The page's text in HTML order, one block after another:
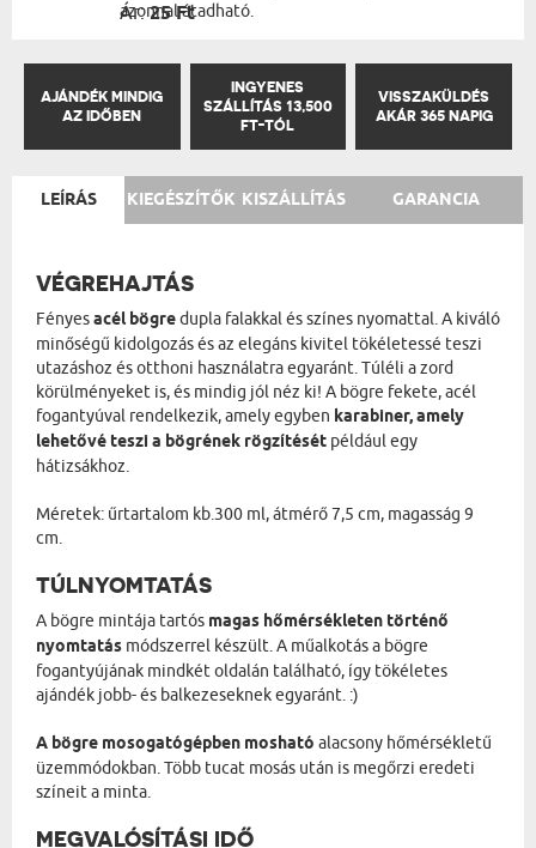
azonnal átadható.
Ár:25 Ft
AJÁNDÉK MINDIG
AZ IDŐBEN
INGYENES
SZÁLLÍTÁS 13,500
FT-TÓL
VISSZAKÜLDÉS
AKÁR 365 NAPIG
LEÍRÁS KIEGÉSZÍTŐK KISZÁLLÍTÁS GARANCIA
VÉGREHAJTÁS
Fényesacél bögredupla falakkal és színes nyomattal. A kiváló
minőségű kidolgozás és az elegáns kivitel tökéletessé teszi
utazáshoz és otthoni használatra egyaránt. Túléli a zord
körülményeket is, és mindig jól néz ki! A bögre fekete, acél
fogantyúval rendelkezik, amely egyben karabiner, amely
lehetővé teszi a bögrének rögzítését például egy
hátizsákhoz.
Méretek: űrtartalom kb.300 ml, átmérő 7,5 cm, magasság 9
cm.
TÚLNYOMTATÁS
A bögre mintája tartós magas hőmérsékleten történő
nyomtatás módszerrel készült. A műalkotás a bögre
fogantyújának mindkét oldalán található, így tökéletes
ajándék jobb- és balkezeseknek egyaránt. :)
A bögre mosogatógépben mosható alacsony hőmérsékletű
üzemmódokban. Több tucat mosás után is megőrzi eredeti
színeit a minta.
MEGVALÓSÍTÁSI IDŐ